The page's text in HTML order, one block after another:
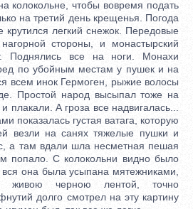
колокольне, чтобы вовремя подать
на третий день крещенья. Погода
крутился легкий снежок. Передовые
стороны, и монастырский
Поднялись все на ноги. Монахи
по убойным местам у пушек и на
всем инок Гермоген, рыжие волосы
Простой народ высыпал тоже на
плакали. А гроза все надвигалась...
показалась густая ватага, которую
везли на санях тяжелые пушки и
а там вдали шла несметная пешая
попало. С колокольни видно было
вся она была усыпана мятежниками,
живою черною лентой, точно
долго смотрел на эту картину